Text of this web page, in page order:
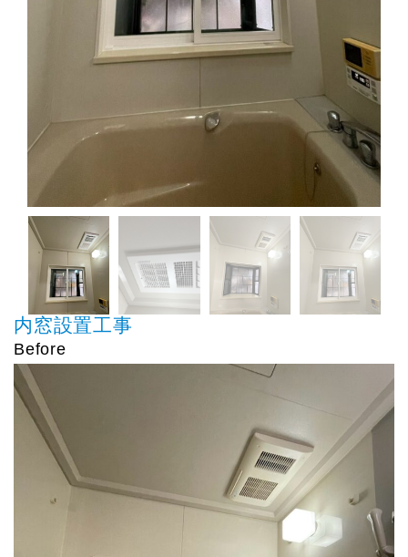
内窓設置工事
Before